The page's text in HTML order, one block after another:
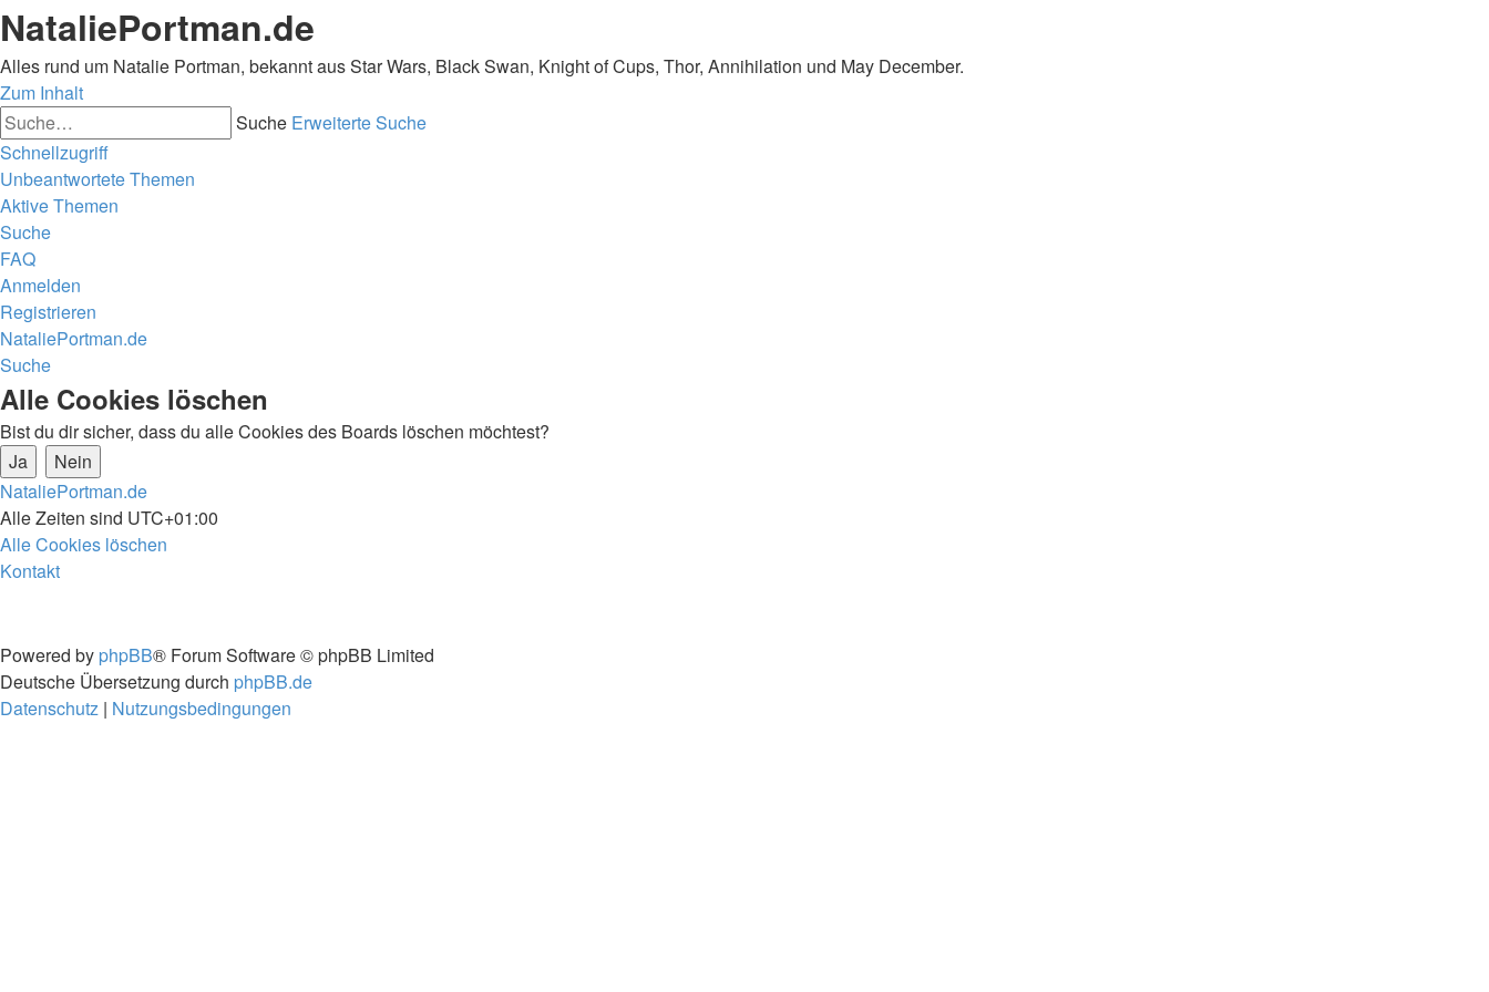
NataliePortman.de
Alles rund um Natalie Portman, bekannt aus Star Wars, Black Swan, Knight of Cups, Thor, Annihilation und May December.
Zum Inhalt
Suche Erweiterte Suche
Schnellzugriff
Unbeantwortete Themen
Aktive Themen
Suche
FAQ
Anmelden
Registrieren
NataliePortman.de
Suche
Alle Cookies löschen
Bist du dir sicher, dass du alle Cookies des Boards löschen möchtest?
NataliePortman.de
Alle Zeiten sind UTC+01:00
Alle Cookies löschen
Kontakt
Powered by phpBB® Forum Software © phpBB Limited
Deutsche Übersetzung durch phpBB.de
Datenschutz | Nutzungsbedingungen